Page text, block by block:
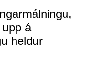
á
heldur